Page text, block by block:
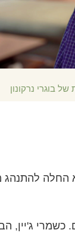
בוגרי נרקונון
להתנהג
כשמרי ג'יין,